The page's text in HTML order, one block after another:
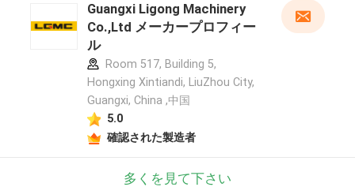
Guangxi Ligong Machinery
Co.,Ltd メーカープロフィー
ル
Room 517, Building 5,
Hongxing Xintiandi, LiuZhou City,
Guangxi, China ,中国
5.0
確認された製造者
多くを見て下さい